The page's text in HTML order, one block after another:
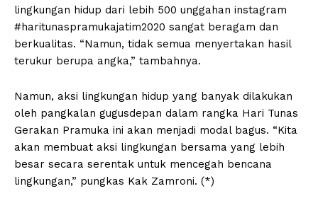
lingkungan hidup dari lebih 500 unggahan instagram
#haritunaspramukajatim2020 sangat beragam dan
berkualitas. “Namun, tidak semua menyertakan hasil
terukur berupa angka,” tambahnya.
Namun, aksi lingkungan hidup yang banyak dilakukan
oleh pangkalan gugusdepan dalam rangka Hari Tunas
Gerakan Pramuka ini akan menjadi modal bagus. “Kita
akan membuat aksi lingkungan bersama yang lebih
besar secara serentak untuk mencegah bencana
lingkungan,” pungkas Kak Zamroni. (*)